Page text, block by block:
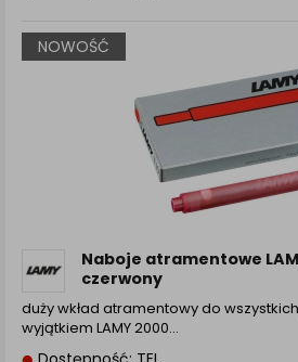
NOWOŚĆ
Naboje atramentowe
czerwony
duży wkład atramentowy do
wyjątkiem LAMY 2000…